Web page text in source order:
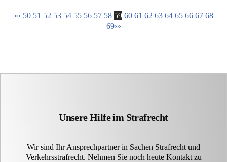
«‹ 50 51 52 53 54 55 56 57 58 59 60 61 62 63 64 65 66 67 68
69›»
Unsere Hilfe im Strafrecht
Wir sind Ihr Ansprechpartner in Sachen Strafrecht und
Verkehrsstrafrecht. Nehmen Sie noch heute Kontakt zu